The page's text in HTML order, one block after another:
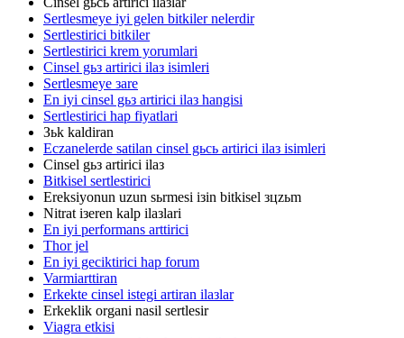
Sertlesmeye iyi gelen bitkiler nelerdir
Sertlestirici bitkiler
Sertlestirici krem yorumlari
Cinsel gьз artirici ilaз isimleri
Sertlesmeye зare
En iyi cinsel gьз artirici ilaз hangisi
Sertlestirici hap fiyatlari
Зьk kaldiran
Eczanelerde satilan cinsel gьcь artirici ilaз isimleri
Cinsel gьз artirici ilaз
Bitkisel sertlestirici
Ereksiyonun uzun sьrmesi iзin bitkisel зцzьm
Nitrat iзeren kalp ilaзlari
En iyi performans arttirici
Thor jel
En iyi geciktirici hap forum
Varmiarttiran
Erkekte cinsel istegi artiran ilaзlar
Erkeklik organi nasil sertlesir
Viagra etkisi